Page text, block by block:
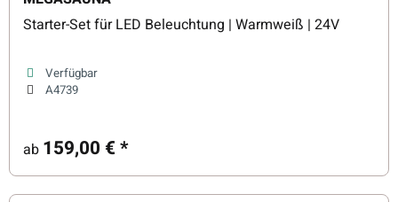
Starter-Set für LED Beleuchtung | Warmweiß | 24V
Verfügbar
A4739
ab 159,00 €*